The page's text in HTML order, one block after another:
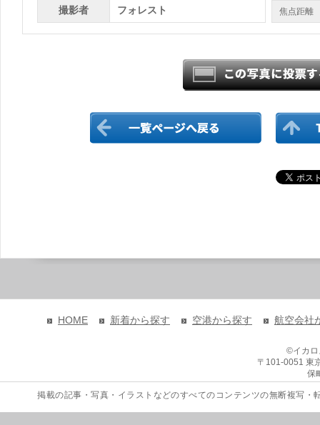
撮影者 フォレスト 焦点距離
HOME 新着から探す 空港から探す 航空会社
©イカ
〒101-0051 東
保
掲載の記事・写真・イラストなどのすべてのコンテンツの無断複